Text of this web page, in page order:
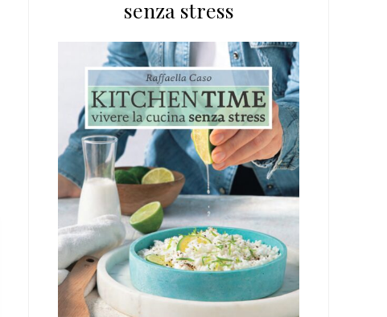
senza stress